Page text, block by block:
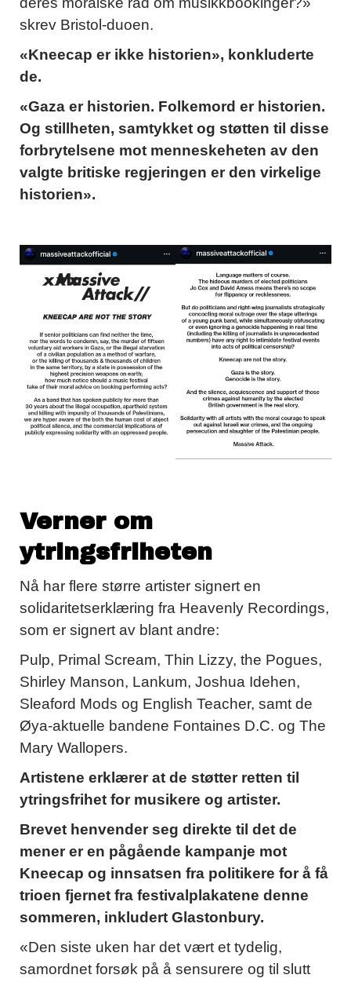
skrev Bristol-duoen.
«Kneecap er ikke historien», konkluderte
de.
«Gaza er historien. Folkemord er historien.
Og stillheten, samtykket og støtten til disse
forbrytelsene mot menneskeheten av den
valgte britiske regjeringen er den virkelige
historien».
Verner om
ytringsfriheten
Nå har flere større artister signert en
solidaritetserklæring fra Heavenly Recordings,
som er signert av blant andre:
Pulp, Primal Scream, Thin Lizzy, the Pogues,
Shirley Manson, Lankum, Joshua Idehen,
Sleaford Mods og English Teacher, samt de
Øya-aktuelle bandene Fontaines D.C. og The
Mary Wallopers.
Artistene erklærer at de støtter retten til
ytringsfrihet for musikere og artister.
Brevet henvender seg direkte til det de
mener er en pågående kampanje mot
Kneecap og innsatsen fra politikere for å få
trioen fjernet fra festivalplakatene denne
sommeren, inkludert Glastonbury.
«Den siste uken har det vært et tydelig,
samordnet forsøk på å sensurere og til slutt